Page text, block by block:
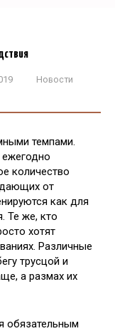
Новости
темпами.
количество
от
как для
Те же, кто
хотят
Различные
трусцой и
а размах их
обязательным